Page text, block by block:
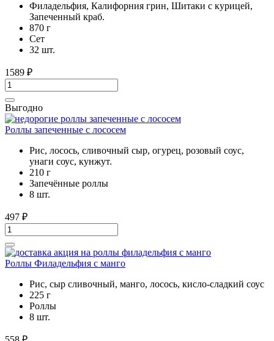
Филадельфия, Калифорния грин, Шитаки с курицей,
Запеченный краб.
870 г
Cет
32 шт.
1589 ₽
Выгодно
Роллы запеченные с лососем
Рис, лосось, сливочный сыр, огурец, розовый соус,
унаги соус, кунжут.
210 г
Запечённые роллы
8 шт.
497 ₽
Роллы Филадельфия с манго
Рис, сыр сливочный, манго, лосось, кисло-сладкий соус
225 г
Роллы
8 шт.